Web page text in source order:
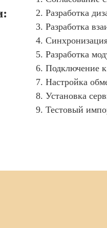
2. Разработка
3. Разработка
4.
5. Разработка
6. Подключение
7. Настройка
8. Установка
9. Тестовый